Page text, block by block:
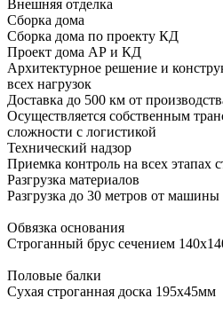
Внешняя отделка
Сборка дома
Сборка дома по проекту КД
Проект дома АР и КД
Архитектурное решение и
всех нагрузок
Доставка до 500 км от
Осуществляется собственным
сложности с логистикой
Технический надзор
Приемка контроль на всех этапах
Разгрузка материалов
Разгрузка до 30 метров от машины
Обвязка основания
Строганный брус сечением
Половые балки
Сухая строганная доска 195х45мм